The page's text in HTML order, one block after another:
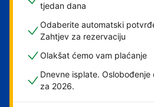
tjedan dana
Odaberite automatski
Zahtjev za rezervaciju
Olakšat ćemo vam plaćanje
Dnevne isplate.
za 2026.